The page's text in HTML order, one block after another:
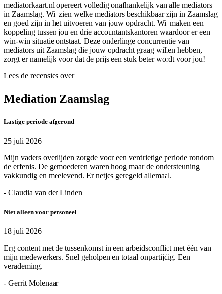
mediatorkaart.nl opereert volledig onafhankelijk van alle mediators
in Zaamslag. Wij zien welke mediators beschikbaar zijn in Zaamslag
en goed zijn in het uitvoeren van jouw opdracht. Wij maken een
koppeling tussen jou en drie accountantskantoren waardoor er een
win-win situatie ontstaat. Deze onderlinge concurrentie van
mediators uit Zaamslag die jouw opdracht graag willen hebben,
zorgt er namelijk voor dat de prijs een stuk beter wordt voor jou!
Lees de recensies over
Mediation Zaamslag
Lastige periode afgerond
25 juli 2026
Mijn vaders overlijden zorgde voor een verdrietige periode rondom
de erfenis. De gemoederen waren hoog maar de ondersteuning
vakkundig en meelevend. Er netjes geregeld allemaal.
- Claudia van der Linden
Niet alleen voor personeel
18 juli 2026
Erg content met de tussenkomst in een arbeidsconflict met één van
mijn medewerkers. Snel geholpen en totaal onpartijdig. Een
verademing.
- Gerrit Molenaar